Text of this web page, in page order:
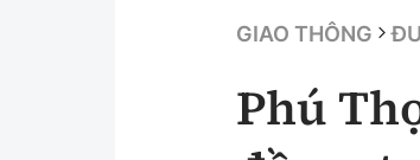
Chuyện dọc đường
Chỉ
Vật
GIAO THÔNG
Phú